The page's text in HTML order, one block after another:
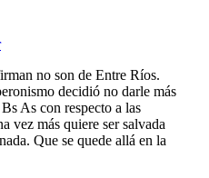
no son de Entre Ríos.
decidió no darle más
As con respecto a las
vez más quiere ser salvada
Que se quede allá en la